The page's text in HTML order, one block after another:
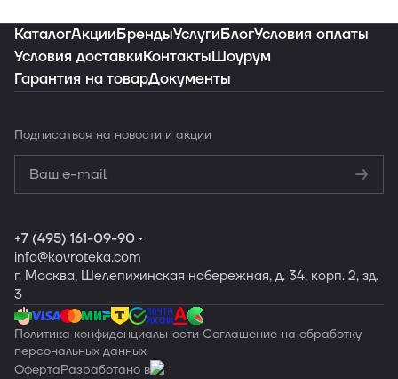
ваш интерьер
Заказать подборку
КаталогАкцииБрендыУслугиБлогУсловия оплаты
Условия доставкиКонтактыШоурум
Гарантия на товарДокументы
Подписаться на новости и акции
конфиденциальности
Обработку
персональных данных
+7 (495) 161-09-90
info@kovroteka.com
г. Москва, Шелепихинская набережная, д. 34, корп. 2, зд.
3
Политика конфиденциальности Соглашение на обработку
персональных данных
ОфертаРазработано в